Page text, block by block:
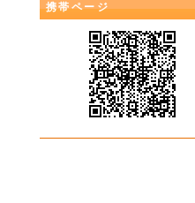
携帯ページ